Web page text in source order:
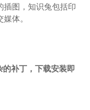
插图，知识兔包括印
体。
补丁，下载安装即